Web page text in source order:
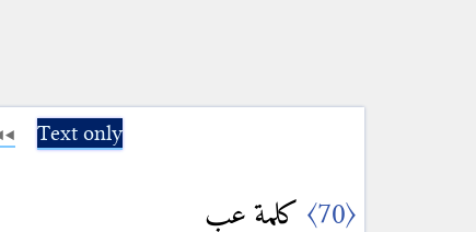
Text only
〈70〉 كلمة عب